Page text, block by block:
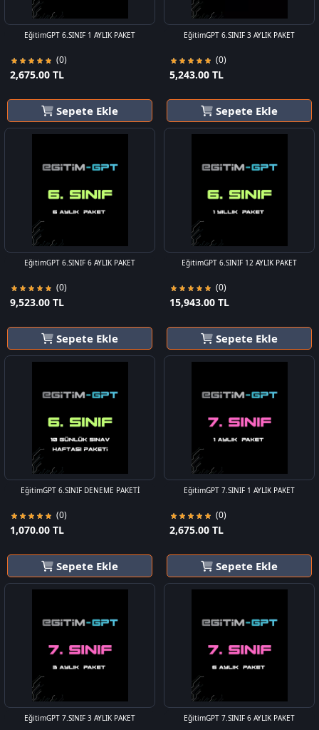
EğitimGPT 6.SINIF 1 AYLIK PAKET
(0)
2,675.00 TL
Sepete Ekle
EğitimGPT 6.SINIF 3 AYLIK PAKET
(0)
5,243.00 TL
Sepete Ekle
EğitimGPT 6.SINIF 6 AYLIK PAKET
(0)
9,523.00 TL
Sepete Ekle
EğitimGPT 6.SINIF 12 AYLIK PAKET
(0)
15,943.00 TL
Sepete Ekle
EğitimGPT 6.SINIF DENEME PAKETİ
(0)
1,070.00 TL
Sepete Ekle
EğitimGPT 7.SINIF 1 AYLIK PAKET
(0)
2,675.00 TL
Sepete Ekle
EğitimGPT 7.SINIF 3 AYLIK PAKET EğitimGPT 7.SINIF 6 AYLIK PAKET